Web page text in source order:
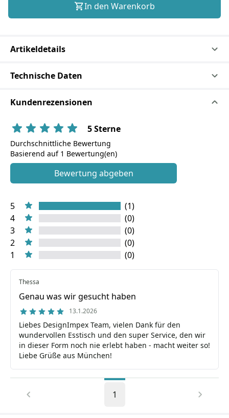
In den Warenkorb
Artikeldetails
Technische Daten
Kundenrezensionen
5 Sterne
Durchschnittliche Bewertung
Basierend auf 1 Bewertung(en)
Bewertung abgeben
5
(1)
4
(0)
3
(0)
2
(0)
1
(0)
Thessa
Genau was wir gesucht haben
13.1.2026
Liebes DesignImpex Team, vielen Dank für den
wundervollen Esstisch und den super Service, den wir
in dieser Form noch nie erlebt haben - macht weiter so!
Liebe Grüße aus München!
1